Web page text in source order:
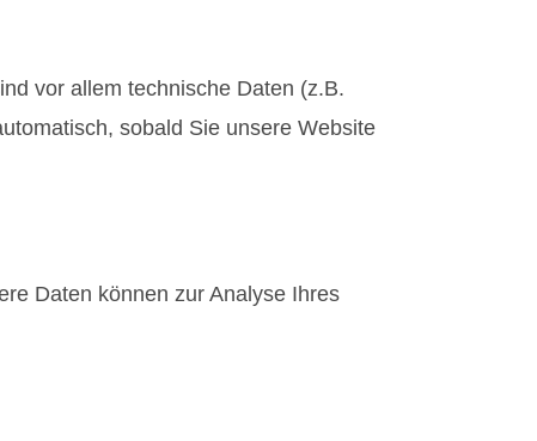
vor allem technische Daten (z.B.
sobald Sie unsere Website
Daten können zur Analyse Ihres